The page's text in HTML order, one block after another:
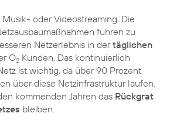
oder Videostreaming: Die
führen zu
Netzerlebnis in dertäglichen
O2 Kunden. Das kontinuierlich
ist wichtig, da über 90 Prozent
über diese Netzinfrastruktur laufen.
kommenden Jahren das Rückgrat
bleiben.